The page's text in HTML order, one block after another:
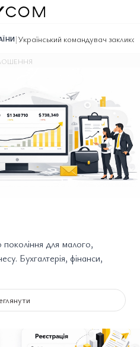
|Український командувач
для малого,
Бухгалтерія, фінанси,